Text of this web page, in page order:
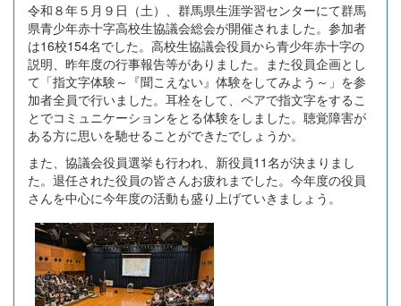
令和８年５月９日（土）、群馬県生涯学習センターにて群馬
県青少年赤十字高校生協議会総会が開催されました。参加者
は16校154名でした。高校生協議会役員から青少年赤十字の
説明、昨年度の行事報告等がありました。また役員企画とし
て「指文字体験～『聞こえない』体験をしてみよう～」を参
加者全員で行いました。耳栓をして、ペアで指文字をするこ
とでコミュニケーションをとる体験をしました。聴覚障害が
ある方に思いを馳せることができたでしょうか。
また、協議会役員選挙も行われ、新役員11名が決まりまし
た。退任された役員の皆さんお疲れまでした。今年度の役員
さんを中心に今年度の活動も盛り上げていきましょう。